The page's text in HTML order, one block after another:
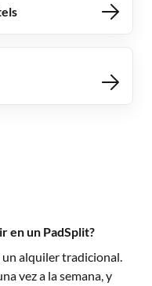
en un PadSplit?
alquiler tradicional.
vez a la semana, y